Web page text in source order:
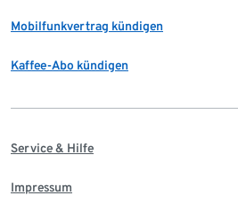
Mobilfunkvertrag kündigen
Kaffee-Abo kündigen
Service & Hilfe
Impressum